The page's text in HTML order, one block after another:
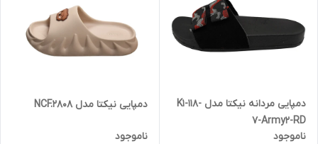
دمپایی مردانه نیکتا مدل K1-118-
7-Army2-RD
ناموجود
دمپایی نیکتا مدل NCF.2808
ناموجود